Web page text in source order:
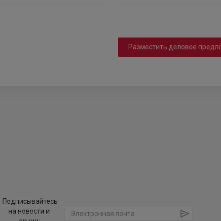
Разместить деловое
Подписывайтесь
на новости и